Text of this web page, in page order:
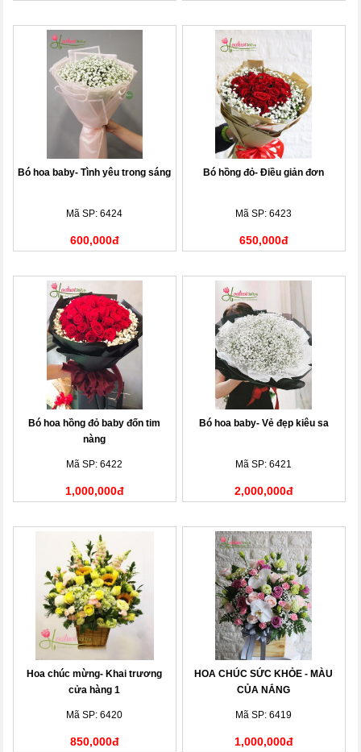
Bó hoa baby- Tình yêu trong sáng
Mã SP: 6424
600,000đ
Bó hồng đỏ- Điều giản đơn
Mã SP: 6423
650,000đ
Bó hoa hồng đỏ baby đốn tim
nàng
Mã SP: 6422
1,000,000đ
Bó hoa baby- Vẻ đẹp kiêu sa
Mã SP: 6421
2,000,000đ
Hoa chúc mừng- Khai trương
cửa hàng 1
Mã SP: 6420
850,000đ
HOA CHÚC SỨC KHỎE - MÀU
CỦA NẮNG
Mã SP: 6419
1,000,000đ